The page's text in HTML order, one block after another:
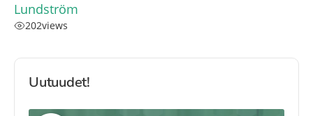
Lundström
202views
Uutuudet!